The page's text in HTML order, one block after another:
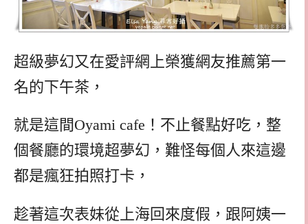
超級夢幻又在愛評網上榮獲網友推薦第一
名的下午茶，
就是這間Oyami cafe！不止餐點好吃，整
個餐廳的環境超夢幻，難怪每個人來這邊
都是瘋狂拍照打卡，
趁著這次表妹從上海回來度假，跟阿姨一